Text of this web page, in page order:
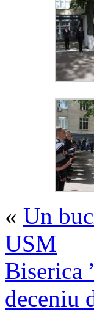
« Un
USM
Biserica
deceniu